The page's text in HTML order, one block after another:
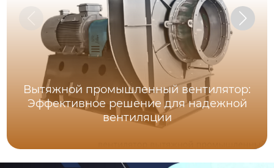
Вытяжной промышленный вентилятор:
Эффективное решение для надежной
вентиляции